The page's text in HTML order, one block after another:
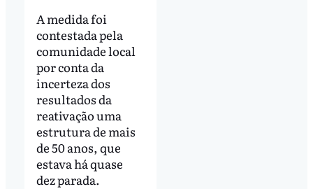
A medida foi
contestada pela
comunidade local
por conta da
incerteza dos
resultados da
reativação uma
estrutura de mais
de 50 anos, que
estava há quase
dez parada.